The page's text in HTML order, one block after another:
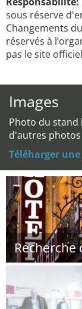
sous réserve
Changements
réservés à
pas le site
Images
Photo du stand
d'autres
Téléharger
Recherche